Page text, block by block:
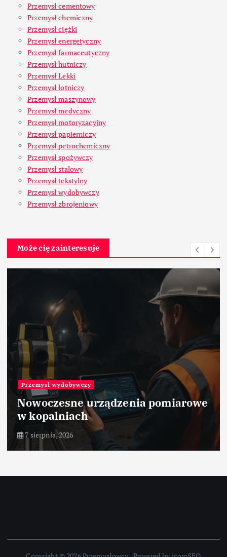
Przemysł cementowy
Przemysł chemiczny
Przemysł ciężki
Przemysł energetyczny
Przemysł farmaceutyczny
Przemysł hutniczy
Przemysł Lekki
Przemysł lotniczy
Przemysł maszynowy
Przemysł medyczny
Przemysł motoryzacyjny
Przemysł papierniczy
Przemysł petrochemiczny
Przemysł spożywczy
Przemysł stalowy
Przemysł tekstylny
Przemysł wydobywczy
Przemysł zbrojeniowy
Może cię zainteresuje
Przemysł wydobywczy
Nowoczesne urządzenia pomiarowe
w kopalniach
7 sierpnia, 2026